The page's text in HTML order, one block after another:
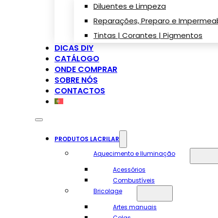
Diluentes e Limpeza
Reparações, Preparo e
Tintas | Corantes | Pigmentos
DICAS DIY
CATÁLOGO
ONDE COMPRAR
SOBRE NÓS
CONTACTOS
PRODUTOS LACRILAR
Aquecimento e Iluminação
Acessórios
Combustíveis
Bricolage
Artes manuais